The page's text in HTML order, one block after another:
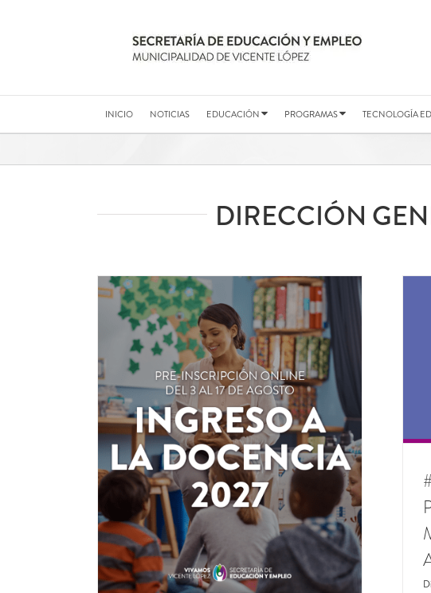
INICIO NOTICIAS EDUCACIÓN PROGRAMAS TECNOLOGÍA
DIRECCIÓN
#ConcursoDocente2026
PUNTAJE Y ORDEN
DE MÉRITO SEGÚN TÍTULOS Y
ANTECEDENTES
Dirección General de Educación Municipal Novedades